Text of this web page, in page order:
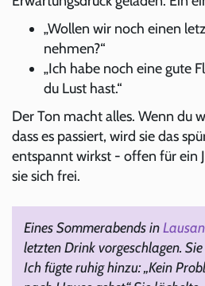
„Wollen wir noch einen
nehmen?“
„Ich habe noch eine gute
du Lust hast.“
Der Ton macht alles. Wenn du
dass es passiert, wird sie das
entspannt wirkst - offen für ein
sie sich frei.
Eines Sommerabends in
letzten Drink vorgeschlagen.
Ich fügte ruhig hinzu: „Kein